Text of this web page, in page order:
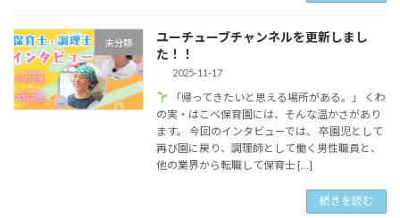
未分類
ユーチューブチャンネルを更新しまし
た！！
2025-11-17
「帰ってきたいと思える場所がある。」 くわ
の実・はこべ保育園には、そんな温かさがあり
ます。 今回のインタビューでは、 卒園児として
再び園に戻り、調理師として働く男性職員と、
他の業界から転職して保育士 […]
続きを読む